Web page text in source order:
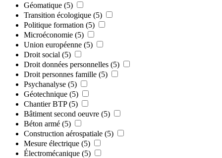
Géomatique (5)
Transition écologique (5)
Politique formation (5)
Microéconomie (5)
Union européenne (5)
Droit social (5)
Droit données personnelles (5)
Droit personnes famille (5)
Psychanalyse (5)
Géotechnique (5)
Chantier BTP (5)
Bâtiment second oeuvre (5)
Béton armé (5)
Construction aérospatiale (5)
Mesure électrique (5)
Électromécanique (5)